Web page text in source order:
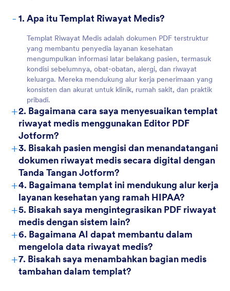
- 1. Apa itu Templat Riwayat Medis?
Templat Riwayat Medis adalah dokumen PDF terstruktur
yang membantu penyedia layanan kesehatan
mengumpulkan informasi latar belakang pasien, termasuk
kondisi sebelumnya, obat-obatan, alergi, dan riwayat
keluarga. Mereka mendukung alur kerja penerimaan yang
konsisten dan akurat untuk klinik, rumah sakit, dan praktik
pribadi.
+2. Bagaimana cara saya menyesuaikan templat
riwayat medis menggunakan Editor PDF
Jotform?
+3. Bisakah pasien mengisi dan menandatangani
dokumen riwayat medis secara digital dengan
Tanda Tangan Jotform?
+4. Bagaimana templat ini mendukung alur kerja
layanan kesehatan yang ramah HIPAA?
+5. Bisakah saya mengintegrasikan PDF riwayat
medis dengan sistem lain?
+6. Bagaimana AI dapat membantu dalam
mengelola data riwayat medis?
+7. Bisakah saya menambahkan bagian medis
tambahan dalam templat?